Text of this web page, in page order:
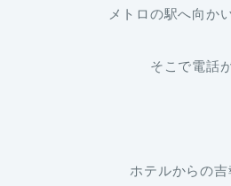
メトロの駅へ向か
そこで電話が
ホテルからの吉